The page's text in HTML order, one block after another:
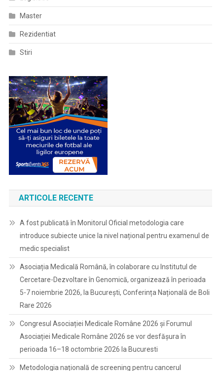
Master
Rezidentiat
Stiri
ARTICOLE RECENTE
A fost publicată în Monitorul Oficial metodologia care
introduce subiecte unice la nivel național pentru examenul de
medic specialist
Asociația Medicală Română, în colaborare cu Institutul de
Cercetare-Dezvoltare în Genomică, organizează în perioada
5-7 noiembrie 2026, la București, Conferința Națională de Boli
Rare 2026
Congresul Asociației Medicale Române 2026 și Forumul
Asociației Medicale Române 2026 se vor desfășura în
perioada 16–18 octombrie 2026 la Bucuresti
Metodologia națională de screening pentru cancerul